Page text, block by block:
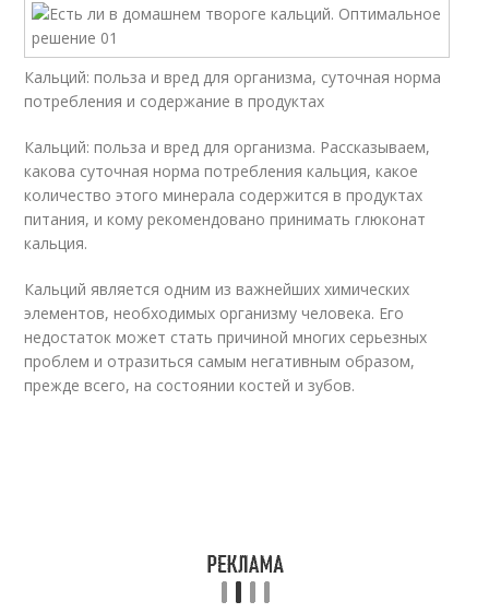
Кальций: польза и вред для организма, суточная норма
потребления и содержание в продуктах
Кальций: польза и вред для организма. Рассказываем,
какова суточная норма потребления кальция, какое
количество этого минерала содержится в продуктах
питания, и кому рекомендовано принимать глюконат
кальция.
Кальций является одним из важнейших химических
элементов, необходимых организму человека. Его
недостаток может стать причиной многих серьезных
проблем и отразиться самым негативным образом,
прежде всего, на состоянии костей и зубов.